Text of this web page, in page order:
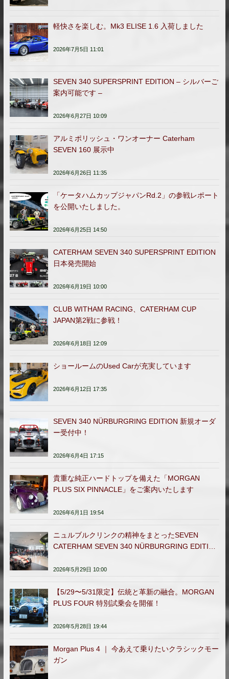
軽快さを楽しむ。Mk3 ELISE 1.6 入荷しました
2026年7月5日 11:01
SEVEN 340 SUPERSPRINT EDITION – シルバーご
案内可能です –
2026年6月27日 10:09
アルミポリッシュ・ワンオーナー Caterham
SEVEN 160 展示中
2026年6月26日 11:35
「ケータハムカップジャパンRd.2」の参戦レポート
を公開いたしました。
2026年6月25日 14:50
CATERHAM SEVEN 340 SUPERSPRINT EDITION
日本発売開始
2026年6月19日 10:00
CLUB WITHAM RACING、CATERHAM CUP
JAPAN第2戦に参戦！
2026年6月18日 12:09
ショールームのUsed Carが充実しています
2026年6月12日 17:35
SEVEN 340 NÜRBURGRING EDITION 新規オーダ
ー受付中！
2026年6月4日 17:15
貴重な純正ハードトップを備えた「MORGAN
PLUS SIX PINNACLE」をご案内いたします
2026年6月1日 19:54
ニュルブルクリンクの精神をまとったSEVEN
CATERHAM SEVEN 340 NÜRBURGRING EDITION
2026年5月29日 10:00
【5/29〜5/31限定】伝統と革新の融合。MORGAN
PLUS FOUR 特別試乗会を開催！
2026年5月28日 19:44
Morgan Plus 4 ｜ 今あえて乗りたいクラシックモー
ガン